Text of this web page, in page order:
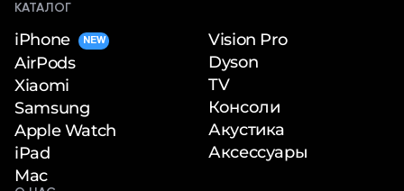
КАТАЛОГ
iPhone NEW
AirPods
Xiaomi
Samsung
Apple Watch
iPad
Mac
Vision Pro
Dyson
TV
Консоли
Акустика
Аксессуары